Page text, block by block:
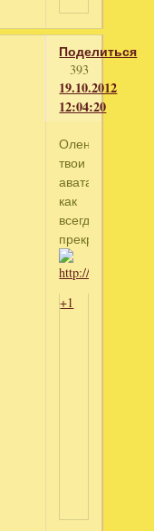
Поделиться
393
19.10.2012
12:04:20
Оленька,
твои
аватары,
как
всегда
прекрасны!!!
+1